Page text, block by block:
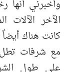
الآخر الآلات
كانت هناك
مع شرفات تطل
على طول